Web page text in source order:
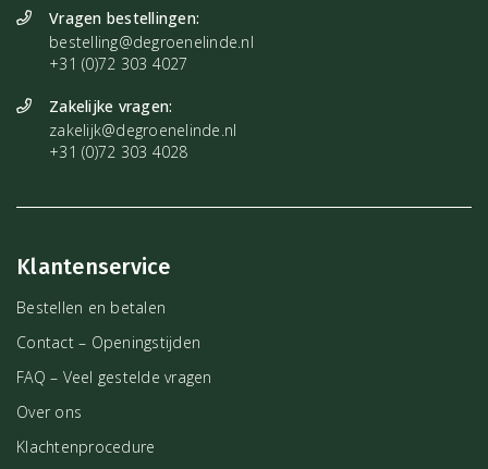
Vragen bestellingen:
bestelling@degroenelinde.nl
+31 (0)72 303 4027
Zakelijke vragen:
zakelijk@degroenelinde.nl
+31 (0)72 303 4028
Klantenservice
Bestellen en betalen
Contact – Openingstijden
FAQ – Veel gestelde vragen
Over ons
Klachtenprocedure